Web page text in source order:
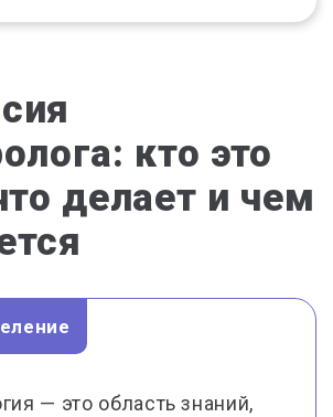
кто это
делает и чем
— это область знаний,